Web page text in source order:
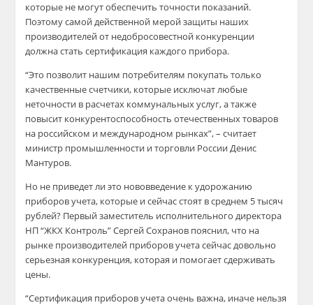
которые не могут обеспечить точности показаний.
Поэтому самой действенной мерой защиты наших
производителей от недобросовестной конкуренции
должна стать сертификация каждого прибора.
“Это позволит нашим потребителям покупать только
качественные счетчики, которые исключат любые
неточности в расчетах коммунальных услуг, а также
повысит конкурентоспособность отечественных товаров
на российском и международном рынках”, – считает
министр промышленности и торговли России Денис
Мантуров.
Но не приведет ли это нововведение к удорожанию
приборов учета, которые и сейчас стоят в среднем 5 тысяч
рублей? Первый заместитель исполнительного директора
НП “ЖКХ Контроль” Сергей Сохранов пояснил, что на
рынке производителей приборов учета сейчас довольно
серьезная конкуренция, которая и помогает сдерживать
цены.
“Сертификация приборов учета очень важна, иначе нельзя